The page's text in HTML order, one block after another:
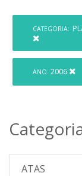
CATEGORIA:
ANO: 2006
ATAS